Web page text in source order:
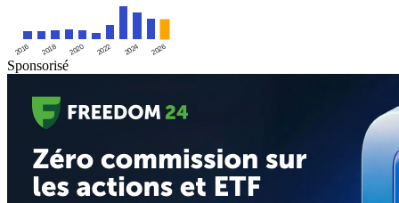
2016 2018 2020 2022 2024 2026
Sponsorisé